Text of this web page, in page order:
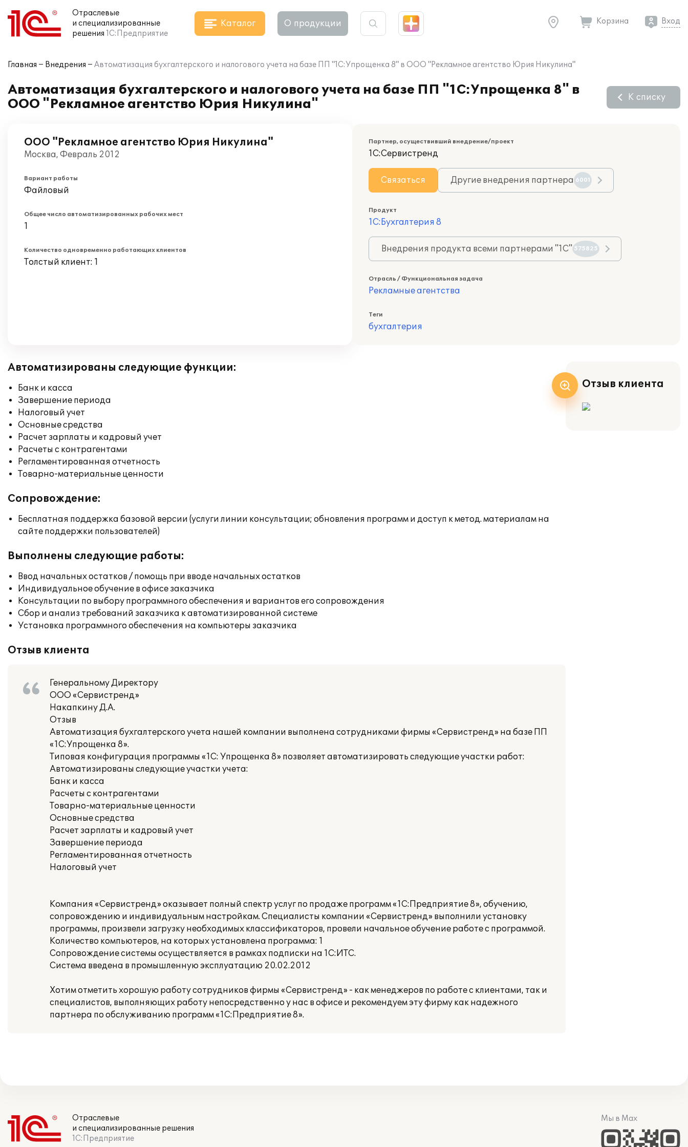
Отраслевые
и специализированные
решения 1С:Предприятие
Каталог О продукции Корзина Вход
Главная Внедрения Автоматизация бухгалтерского и налогового учета на базе ПП "1С:Упрощенка 8" в ООО "Рекламное агентство Юрия Никулина"
Автоматизация бухгалтерского и налогового учета на базе ПП "1С:Упрощенка 8" в
ООО "Рекламное агентство Юрия Никулина"
К списку
ООО "Рекламное агентство Юрия Никулина"
Москва, Февраль 2012
Вариант работы
Файловый
Общее число автоматизированных рабочих мест
1
Количество одновременно работающих клиентов
Толстый клиент: 1
Партнер, осуществивший внедрение/проект
1С:Сервистренд
Связаться Другие внедрения партнера 6001
Продукт
1С:Бухгалтерия 8
Внедрения продукта всеми партнерами "1С" 575825
Отрасль / Функциональная задача
Рекламные агентства
Теги
бухгалтерия
Автоматизированы следующие функции:
Банк и касса
Завершение периода
Налоговый учет
Основные средства
Расчет зарплаты и кадровый учет
Расчеты с контрагентами
Регламентированная отчетность
Товарно-материальные ценности
Сопровождение:
Бесплатная поддержка базовой версии (услуги линии консультации; обновления программ и доступ к метод. материалам на
сайте поддержки пользователей)
Выполнены следующие работы:
Ввод начальных остатков / помощь при вводе начальных остатков
Индивидуальное обучение в офисе заказчика
Консультации по выбору программного обеспечения и вариантов его сопровождения
Сбор и анализ требований заказчика к автоматизированной системе
Установка программного обеспечения на компьютеры заказчика
Отзыв клиента
Генеральному Директору
ООО «Сервистренд»
Накапкину Д.А.
Отзыв
Автоматизация бухгалтерского учета нашей компании выполнена сотрудниками фирмы «Сервистренд» на базе ПП
«1С:Упрощенка 8».
Типовая конфигурация программы «1С: Упрощенка 8» позволяет автоматизировать следующие участки работ:
Автоматизированы следующие участки учета:
Банк и касса
Расчеты с контрагентами
Товарно-материальные ценности
Основные средства
Расчет зарплаты и кадровый учет
Завершение периода
Регламентированная отчетность
Налоговый учет
Компания «Сервистренд» оказывает полный спектр услуг по продаже программ «1С:Предприятие 8», обучению,
сопровождению и индивидуальным настройкам. Специалисты компании «Сервистренд» выполнили установку
программы, произвели загрузку необходимых классификаторов, провели начальное обучение работе с программой.
Количество компьютеров, на которых установлена программа: 1
Сопровождение системы осуществляется в рамках подписки на 1С:ИТС.
Система введена в промышленную эксплуатацию 20.02.2012
Хотим отметить хорошую работу сотрудников фирмы «Сервистренд» - как менеджеров по работе с клиентами, так и
специалистов, выполняющих работу непосредственно у нас в офисе и рекомендуем эту фирму как надежного
партнера по обслуживанию программ «1С:Предприятие 8».
Отзыв клиента
Отраслевые
и специализированные решения
1С:Предприятие
Мы в Max